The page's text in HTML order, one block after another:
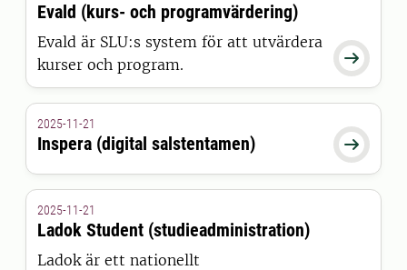

Evald (kurs- och programvärdering)
Evald är SLU:s system för att utvärdera
kurser och program.

2025-11-21
Inspera (digital salstentamen)
2025-11-21
Ladok Student (studieadministration)
Ladok är ett nationellt